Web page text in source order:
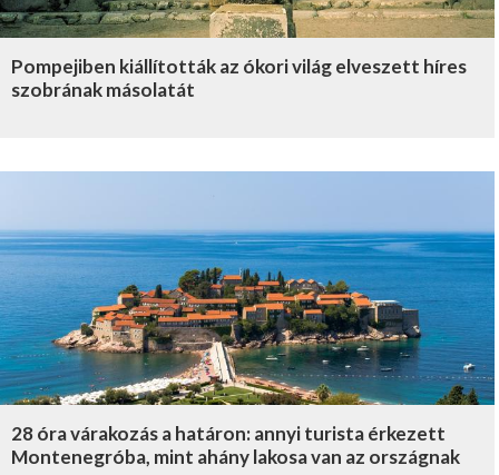
Pompejiben kiállították az ókori világ elveszett híres
szobrának másolatát
28 óra várakozás a határon: annyi turista érkezett
Montenegróba, mint ahány lakosa van az országnak